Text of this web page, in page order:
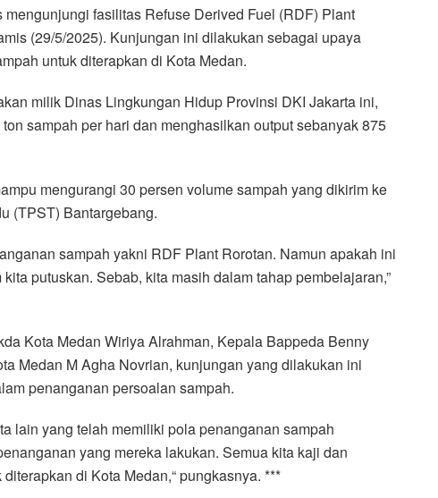
fasilitas Refuse Derived Fuel (RDF) Plant
(29/5/2025). Kunjungan ini dilakukan sebagai upaya
untuk diterapkan di Kota Medan.
milik Dinas Lingkungan Hidup Provinsi DKI Jakarta ini,
sampah per hari dan menghasilkan output sebanyak 875
mengurangi 30 persen volume sampah yang dikirim ke
(TPST) Bantargebang.
sampah yakni RDF Plant Rorotan. Namun apakah ini
putuskan. Sebab, kita masih dalam tahap pembelajaran,”
Kota Medan Wiriya Alrahman, Kepala Bappeda Benny
Medan M Agha Novrian, kunjungan yang dilakukan ini
penanganan persoalan sampah.
lain yang telah memiliki pola penanganan sampah
yang mereka lakukan. Semua kita kaji dan
di Kota Medan,“ pungkasnya. ***